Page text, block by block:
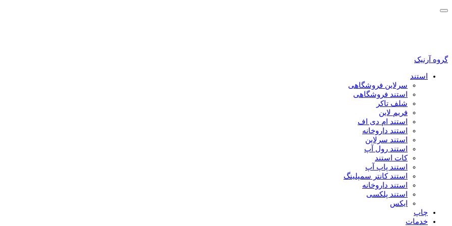
گروه آرنیک
استند
سرلاین فروشگاهی
استند فروشگاهی
شلف تاکر
فریم لاین
استند ام دی اف
استند داروخانه
استند سرلاین
استند رول آپ
کات استند
استند پاپ آپ
استند کانتر سمپلینگ
استند داروخانه
استند پلکسی
ایکس
چاپ
خدمات